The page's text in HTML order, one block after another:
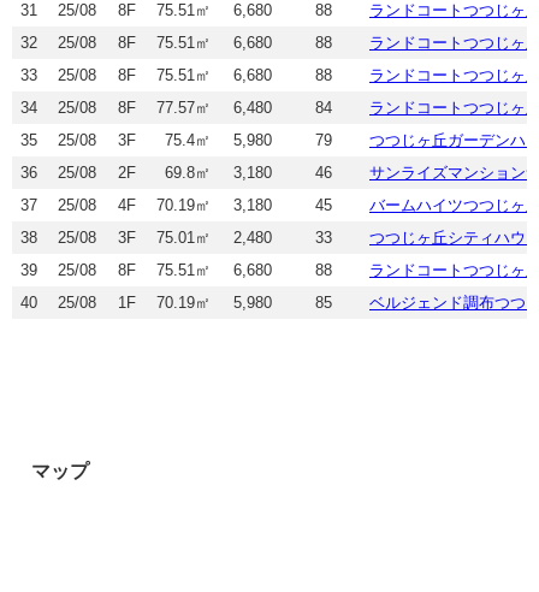
31 25/08 8F 75.51㎡ 6,680 88 ランドコートつつじヶ
32 25/08 8F 75.51㎡ 6,680 88 ランドコートつつじヶ
33 25/08 8F 75.51㎡ 6,680 88 ランドコートつつじヶ
34 25/08 8F 77.57㎡ 6,480 84 ランドコートつつじヶ
35 25/08 3F 75.4㎡ 5,980 79 つつじヶ丘ガーデンハ
36 25/08 2F 69.8㎡ 3,180 46 サンライズマンション
37 25/08 4F 70.19㎡ 3,180 45 バームハイツつつじヶ
38 25/08 3F 75.01㎡ 2,480 33 つつじヶ丘シティハウ
39 25/08 8F 75.51㎡ 6,680 88 ランドコートつつじヶ
40 25/08 1F 70.19㎡ 5,980 85 ベルジェンド調布つつ
マップ